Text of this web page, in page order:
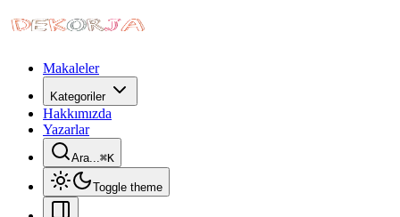
Makaleler
Kategoriler
Hakkımızda
Yazarlar
Ara...⌘K
Toggle theme